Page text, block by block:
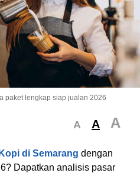
paket lengkap siap jualan 2026
A A A
di Semarang dengan
Dapatkan analisis pasar